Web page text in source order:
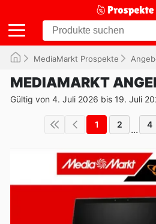
MediaMarkt Prospekte
MEDIAMARKT
Gültig von 4. Juli 2026 bis 19. Juli
1 2 ... 4